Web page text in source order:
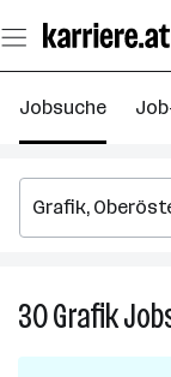
Seiteninhalt
springen
Jobsuche
30Grafik